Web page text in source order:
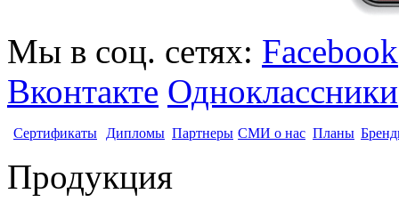
Мы в соц. сетях: Facebook
Вконтакте Одноклассники
Сертификаты Дипломы Партнеры СМИ о нас Планы
Продукция